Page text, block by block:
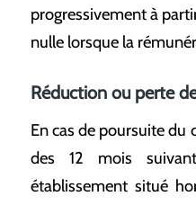
progressivement à
nulle lorsque la
Réduction ou perte
En cas de poursuite du
des 12 mois
établissement situé